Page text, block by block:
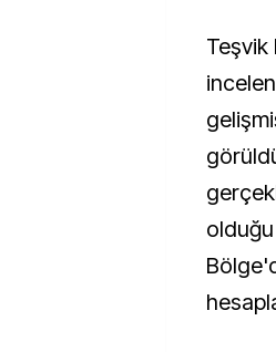
Teşvik
olduğu